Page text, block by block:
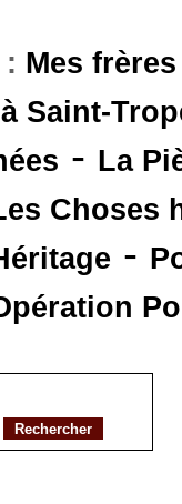
Mes
Saint-
- La
Choses
-